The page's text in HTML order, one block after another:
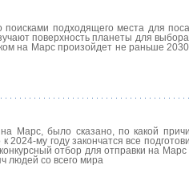
подходящего места для
поверхность планеты для
на Марс произойдет не раньше
Марс, было сказано, по какой
му году закончатся все
отбор для отправки на
людей со всего мира